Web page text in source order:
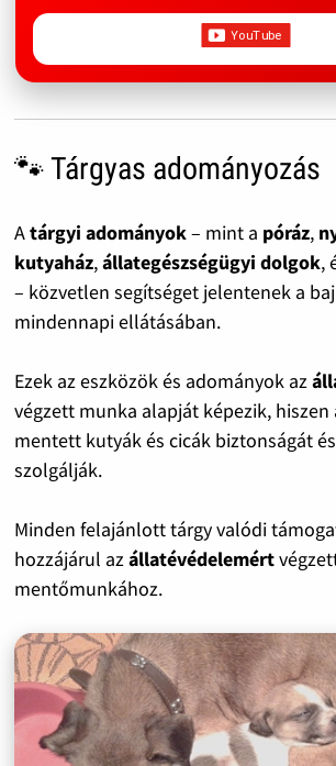
🐾 Tárgyas adományozás
Atárgyi adományok– mint a póráz,
kutyaház,állategészségügyi dolgok,
– közvetlen segítséget jelentenek a
mindennapi ellátásában.
Ezek az eszközök és adományok az
végzett munka alapját képezik, hiszen
mentett kutyák és cicák biztonságát
szolgálják.
Minden felajánlott tárgy valódi
hozzájárul azállatévédelemért
mentőmunkához.